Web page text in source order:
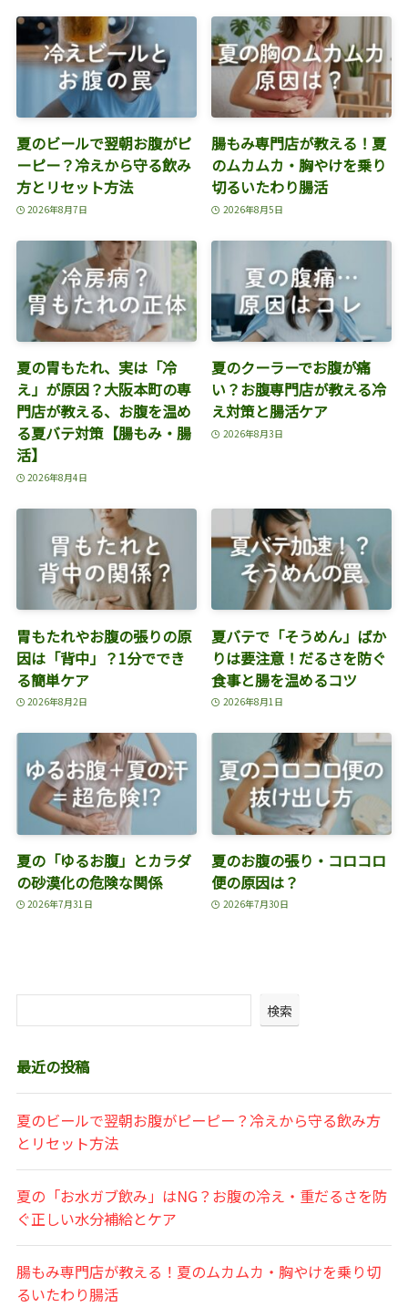
夏のビールで翌朝お腹がピ
ーピー？冷えから守る飲み
方とリセット方法
2026年8月7日
腸もみ専門店が教える！夏
のムカムカ・胸やけを乗り
切るいたわり腸活
2026年8月5日
夏の胃もたれ、実は「冷
え」が原因？大阪本町の専
門店が教える、お腹を温め
る夏バテ対策【腸もみ・腸
活】
2026年8月4日
夏のクーラーでお腹が痛
い？お腹専門店が教える冷
え対策と腸活ケア
2026年8月3日
胃もたれやお腹の張りの原
因は「背中」？1分ででき
る簡単ケア
2026年8月2日
夏バテで「そうめん」ばか
りは要注意！だるさを防ぐ
食事と腸を温めるコツ
2026年8月1日
夏の「ゆるお腹」とカラダ
の砂漠化の危険な関係
2026年7月31日
夏のお腹の張り・コロコロ
便の原因は？
2026年7月30日
検索
最近の投稿
夏のビールで翌朝お腹がピーピー？冷えから守る飲み方
とリセット方法
夏の「お水ガブ飲み」はNG？お腹の冷え・重だるさを防
ぐ正しい水分補給とケア
腸もみ専門店が教える！夏のムカムカ・胸やけを乗り切
るいたわり腸活